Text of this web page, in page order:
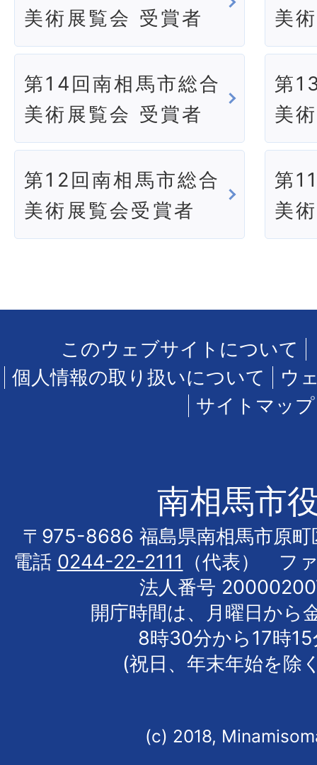
美術展覧会 受賞者
美
第14回南相馬市総合
美術展覧会 受賞者
第
美
第12回南相馬市総合
美術展覧会受賞者
第
美
このウェブサイトについて
個人情報の取り扱いについて
ウ
サイトマップ
南相馬市
〒975-8686 福島県南相馬市原町
電話 0244-22-2111
（代表） フ
法人番号
開庁時間は、月曜日から
8時30分から17時
(祝日、年末年始を除
(c) 2018,